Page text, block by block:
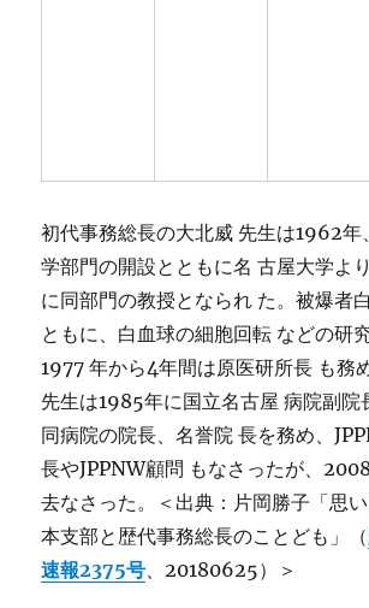
初代事務総長の大北威 先生は1962年
学部門の開設とともに名 古屋大学よ
に同部門の教授となられ た。被爆者
ともに、白血球の細胞回転 などの研
1977 年から4年間は原医研所長 も務
先生は1985年に国立名古屋 病院副院
同病院の院長、名誉院 長を務め、
長やJPPNW顧問 もなさったが、
去なさった。＜出典：片岡勝子「思
本支部と歴代事務総長のことども」（
速報2375号、20180625）＞